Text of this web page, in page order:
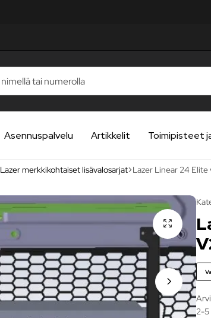
Asennuspalvelu Artikkelit Toimipisteet
Lazer merkkikohtaiset lisävalosarjat Lazer Linear 24 Elite
2-5